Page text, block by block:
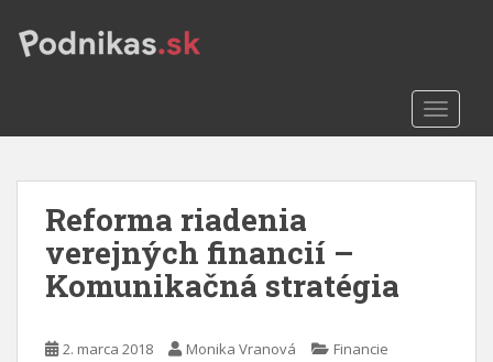
o
Reforma riadenia
verejných financií –
Komunikačná stratégia
2. marca 2018 Monika Vranová Financie